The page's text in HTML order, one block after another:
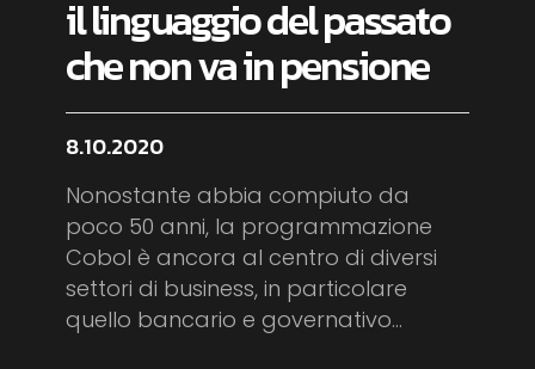
il linguaggio del passato
che non va in pensione
8.10.2020
Nonostante abbia compiuto da
poco 50 anni, la programmazione
Cobol è ancora al centro di diversi
settori di business, in particolare
quello bancario e governativo...